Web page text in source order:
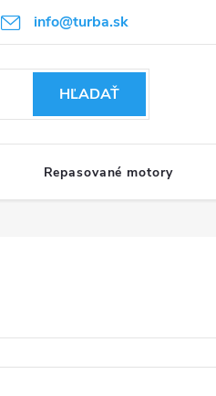
info@turba.sk
HĽADAŤ
Repasované motory